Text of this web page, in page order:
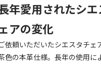
年愛用されたシ
アの変化
依頼いただいたシエスタチェ
色の本革仕様。長年の使用に